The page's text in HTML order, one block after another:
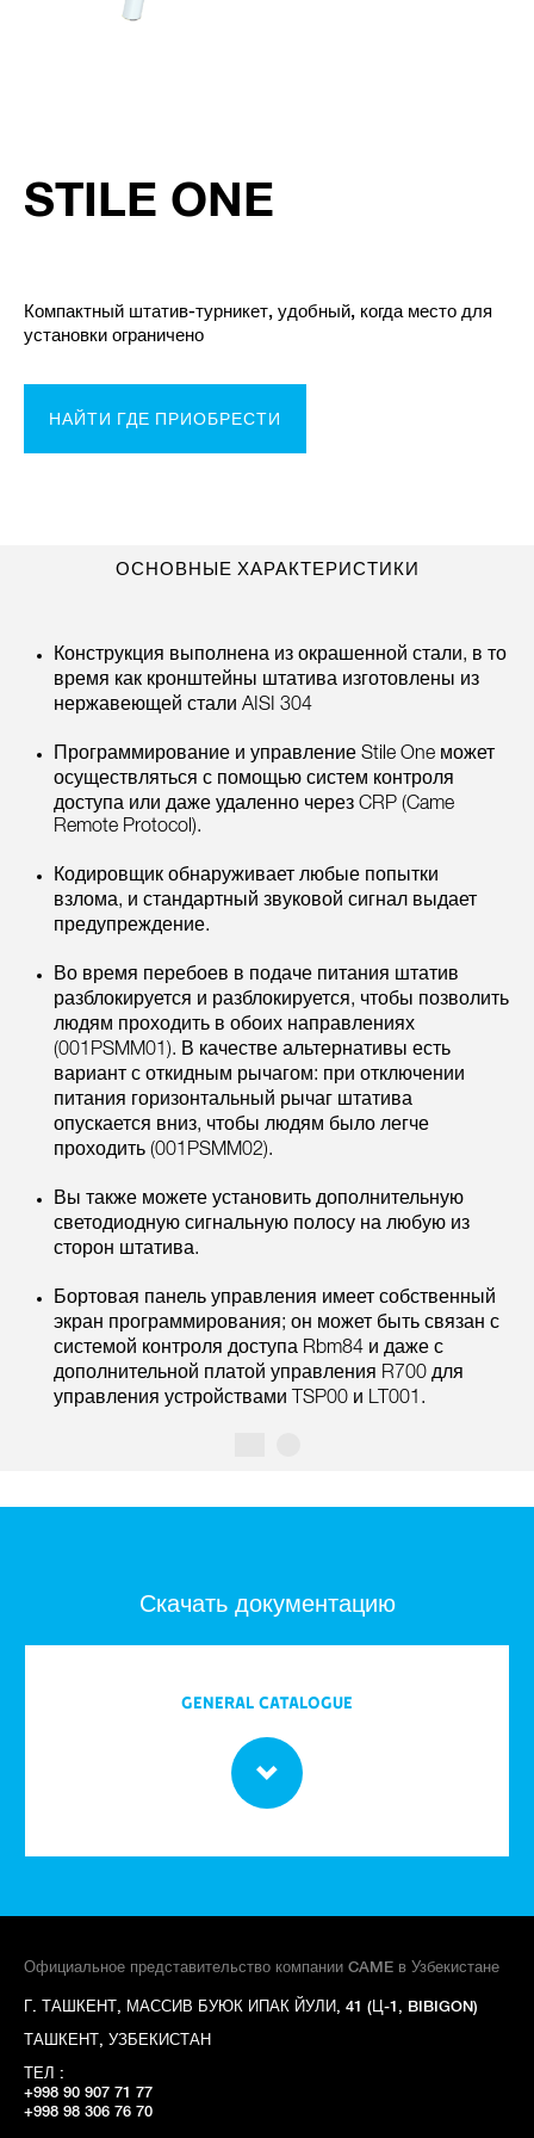
STILE ONE
Компактный штатив-турникет, удобный, когда место для
установки ограничено
НАЙТИ ГДЕ ПРИОБРЕСТИ
ОСНОВНЫЕ ХАРАКТЕРИСТИКИ
Конструкция выполнена из окрашенной стали, в то
время как кронштейны штатива изготовлены из
нержавеющей стали AISI 304
Программирование и управление Stile One может
осуществляться с помощью систем контроля
доступа или даже удаленно через CRP (Came
Remote Protocol).
Кодировщик обнаруживает любые попытки
взлома, и стандартный звуковой сигнал выдает
предупреждение.
Во время перебоев в подаче питания штатив
разблокируется и разблокируется, чтобы позволить
людям проходить в обоих направлениях
(001PSMM01). В качестве альтернативы есть
вариант с откидным рычагом: при отключении
питания горизонтальный рычаг штатива
опускается вниз, чтобы людям было легче
проходить (001PSMM02).
Вы также можете установить дополнительную
светодиодную сигнальную полосу на любую из
сторон штатива.
Бортовая панель управления имеет собственный
экран программирования; он может быть связан с
системой контроля доступа Rbm84 и даже с
дополнительной платой управления R700 для
управления устройствами TSP00 и LT001.
Скачать документацию
GENERAL CATALOGUE
Официальное представительство компании CAME в Узбекистане
Г. ТАШКЕНТ, МАССИВ БУЮК ИПАК ЙУЛИ, 41 (Ц-1, BIBIGON)
ТАШКЕНТ, УЗБЕКИСТАН
ТЕЛ :
+998 90 907 71 77
+998 98 306 76 70